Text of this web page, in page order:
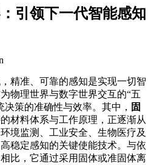
引领下一代智能感知
精准、可靠的感知是实现一切智
物理世界与数字世界交互的“五
策的准确性与效率。其中， 固
材料体系与工作原理，正逐渐从
境监测、工业安全、生物医疗及
稳定感知的关键使能技术。与依
比，它通过采用固体或准固体离